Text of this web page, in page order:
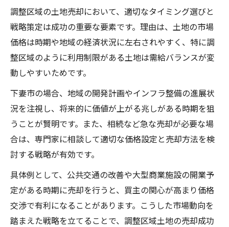
調整区域の土地売却において、適切なタイミング選びと
戦略策定は成功の重要な要素です。理由は、土地の市場
価格は時期や地域の経済状況に左右されやすく、特に調
整区域のように利用制限がある土地は需給バランスが変
動しやすいためです。
下妻市の場合、地域の開発計画やインフラ整備の進展状
況を注視し、将来的に価値が上がる兆しがある時期を狙
うことが賢明です。また、相続など急な売却が必要な場
合は、専門家に相談して適切な価格設定と売却方法を検
討する戦略が有効です。
具体例として、公共交通の改善や大型商業施設の開業予
定がある時期に売却を行うと、買主の関心が高まり価格
交渉で有利になることがあります。こうした市場動向を
踏まえた戦略を立てることで、調整区域土地の売却成功